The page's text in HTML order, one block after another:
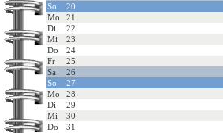
So
20
Mo
21
Di
22
Mi
23
Do
24
Fr
25
Sa
26
So
27
Mo
28
Di
29
Mi
30
Do
31